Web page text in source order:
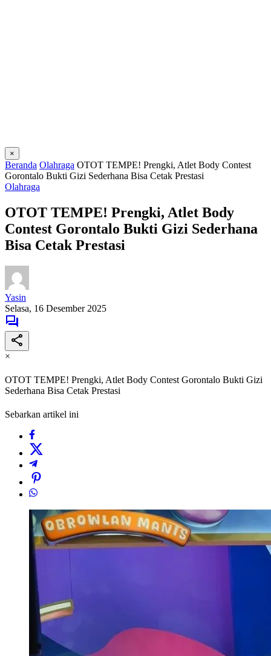
×
Beranda Olahraga OTOT TEMPE! Prengki, Atlet Body Contest
Gorontalo Bukti Gizi Sederhana Bisa Cetak Prestasi
Olahraga
OTOT TEMPE! Prengki, Atlet Body
Contest Gorontalo Bukti Gizi Sederhana
Bisa Cetak Prestasi
Yasin
Selasa, 16 Desember 2025
×
OTOT TEMPE! Prengki, Atlet Body Contest Gorontalo Bukti Gizi
Sederhana Bisa Cetak Prestasi
Sebarkan artikel ini